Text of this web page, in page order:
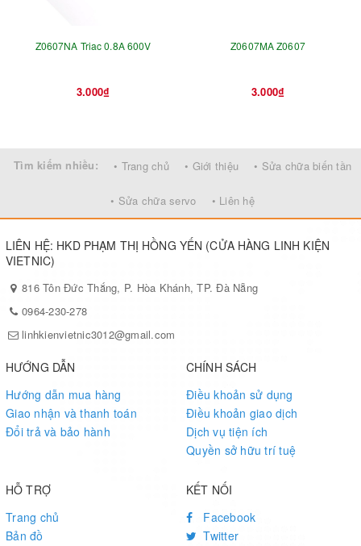
Z0607NA Triac 0.8A 600V
3.000₫
Z0607MA Z0607
3.000₫
Tìm kiếm nhiều: • Trang chủ • Giới thiệu • Sửa chữa biến tần
• Sửa chữa servo • Liên hệ
LIÊN HỆ: HKD PHẠM THỊ HỒNG YẾN (CỬA HÀNG LINH KIỆN
VIETNIC)
816 Tôn Đức Thắng, P. Hòa Khánh, TP. Đà Nẵng
0964-230-278
linhkienvietnic3012@gmail.com
HƯỚNG DẪN
Hướng dẫn mua hàng
Giao nhận và thanh toán
Đổi trả và bảo hành
CHÍNH SÁCH
Điều khoản sử dụng
Điều khoản giao dịch
Dịch vụ tiện ích
Quyền sở hữu trí tuệ
HỖ TRỢ
Trang chủ
Bản đồ
KẾT NỐI
Facebook
Twitter